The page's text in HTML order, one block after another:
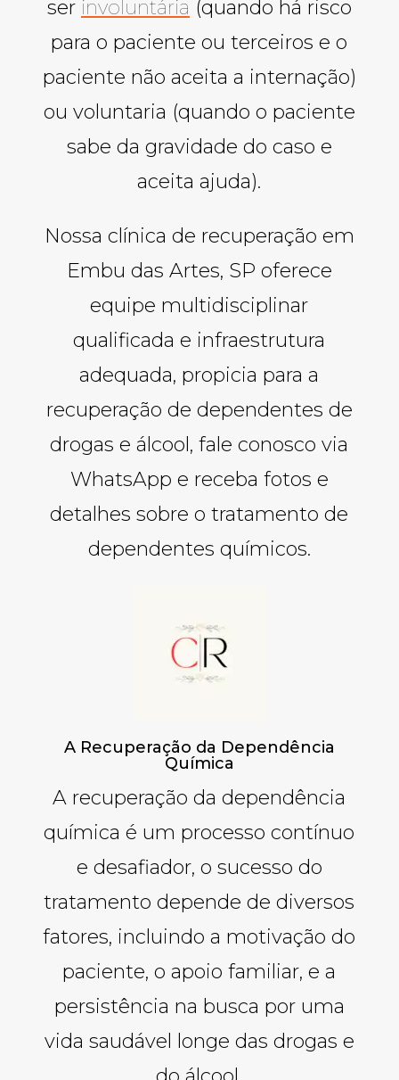
ser involuntária (quando há risco
para o paciente ou terceiros e o
paciente não aceita a internação)
ou voluntaria (quando o paciente
sabe da gravidade do caso e
aceita ajuda).
Nossa clínica de recuperação em
Embu das Artes, SP oferece
equipe multidisciplinar
qualificada e infraestrutura
adequada, propicia para a
recuperação de dependentes de
drogas e álcool, fale conosco via
WhatsApp e receba fotos e
detalhes sobre o tratamento de
dependentes químicos.
A Recuperação da Dependência
Química
A recuperação da dependência
química é um processo contínuo
e desafiador, o sucesso do
tratamento depende de diversos
fatores, incluindo a motivação do
paciente, o apoio familiar, e a
persistência na busca por uma
vida saudável longe das drogas e